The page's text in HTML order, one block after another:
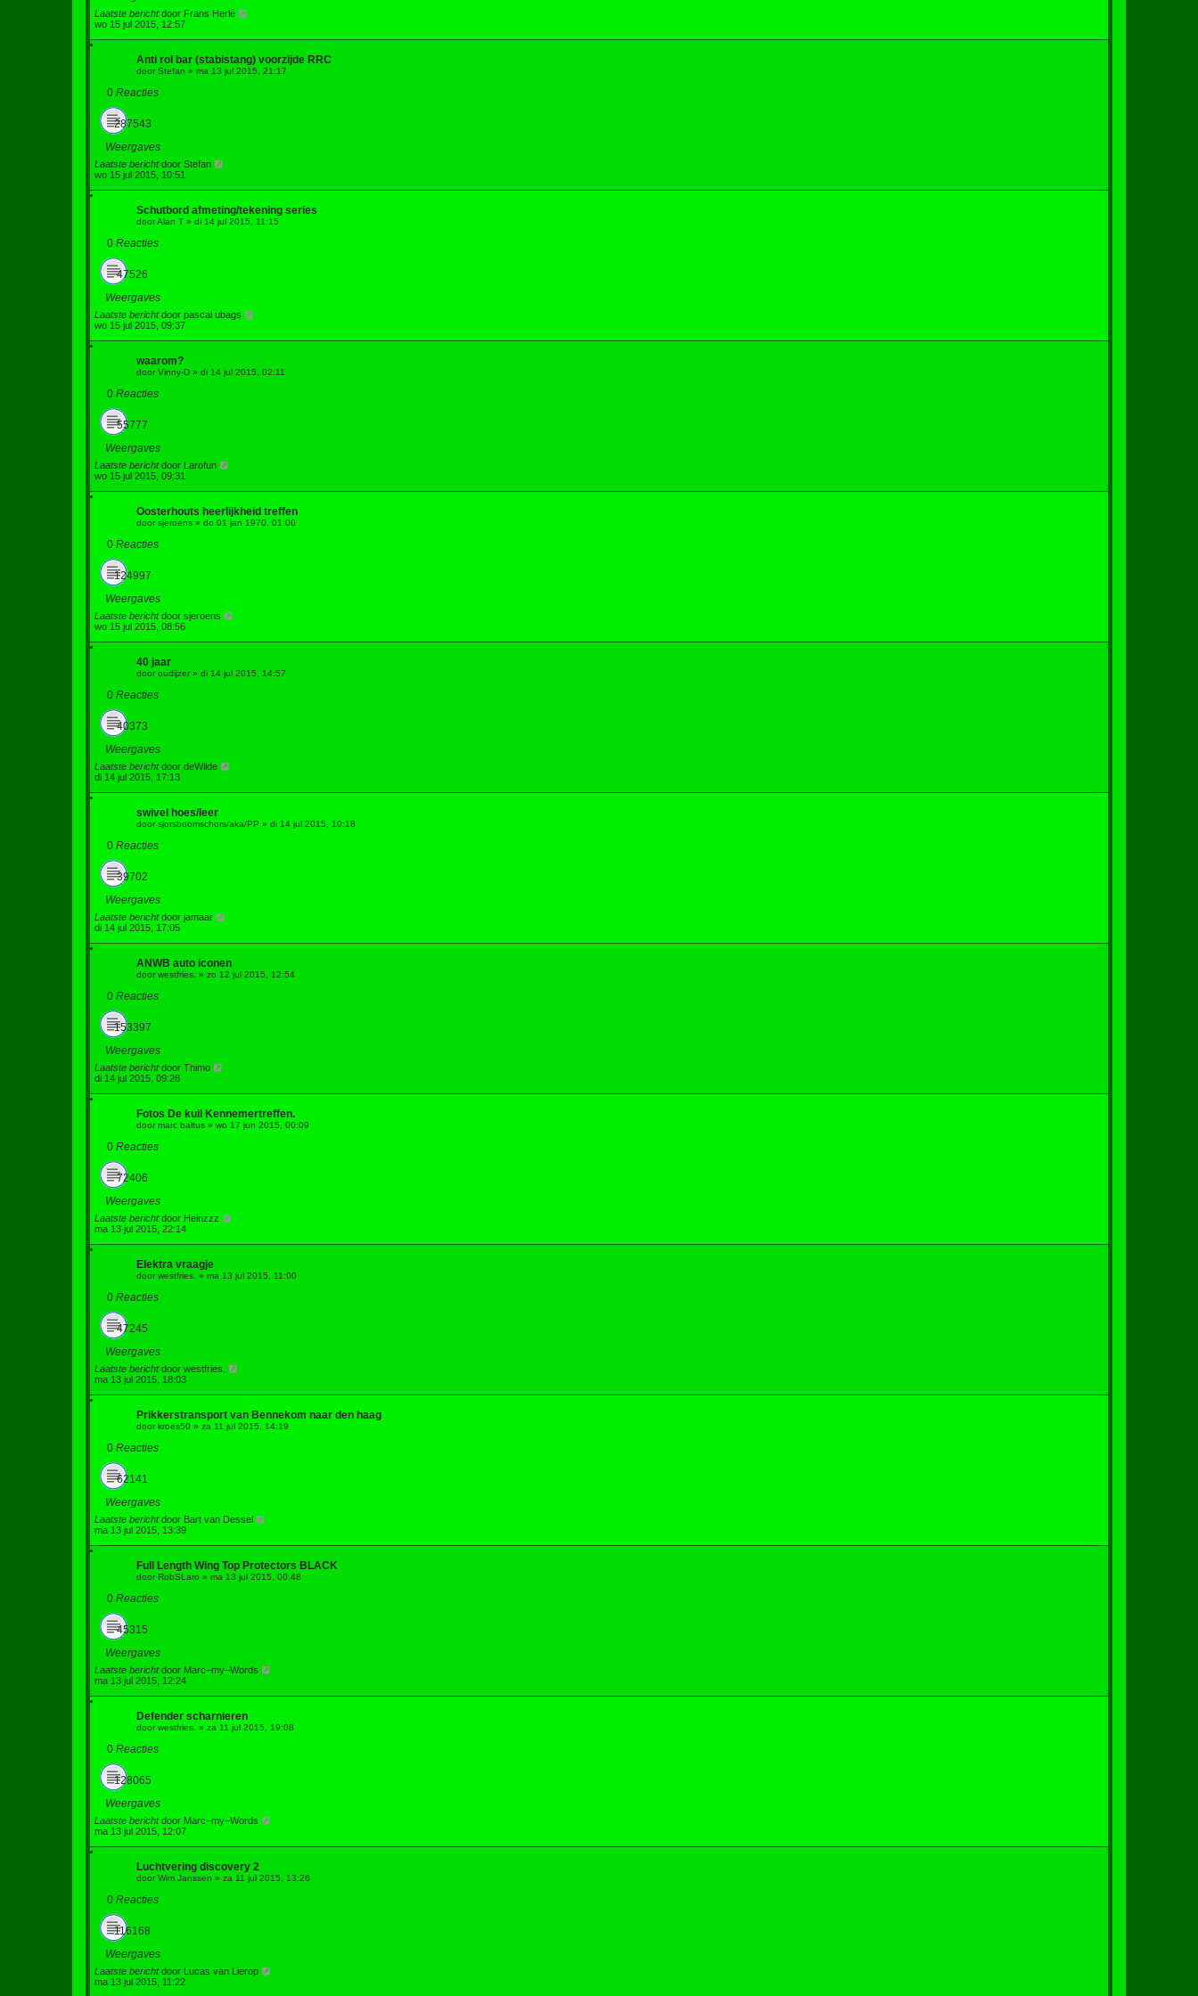
Laatste berichtdoor Frans Herlé
wo 15 jul 2015, 12:57
Anti rol bar (stabistang) voorzijde RRC
doorStefan » ma 13 jul 2015, 21:17
0 Reacties
287543
Weergaves
Laatste berichtdoor Stefan
wo 15 jul 2015, 10:51
Schutbord afmeting/tekening series
doorAlan T » di 14 jul 2015, 11:15
0 Reacties
47526
Weergaves
Laatste berichtdoor pascal ubags
wo 15 jul 2015, 09:37
waarom?
doorVinny-D » di 14 jul 2015, 02:11
0 Reacties
55777
Weergaves
Laatste berichtdoor Larofun
wo 15 jul 2015, 09:31
Oosterhouts heerlijkheid treffen
doorsjeroens » do 01 jan 1970, 01:00
0 Reacties
124997
Weergaves
Laatste berichtdoor sjeroens
wo 15 jul 2015, 08:56
40 jaar
dooroudijzer» di 14 jul 2015, 14:57
0 Reacties
40373
Weergaves
Laatste berichtdoor deWilde
di 14 jul 2015, 17:13
swivel hoes/leer
doorsjorsboomschors/aka/PP » di 14 jul 2015, 10:18
0 Reacties
39702
Weergaves
Laatste berichtdoor jamaar
di 14 jul 2015, 17:05
ANWB auto iconen
doorwestfries. » zo 12 jul 2015, 12:54
0 Reacties
153397
Weergaves
Laatste berichtdoor Thimo
di 14 jul 2015, 09:28
Fotos De kuil Kennemertreffen.
doormarc baltus » wo 17 jun 2015, 00:09
0 Reacties
72406
Weergaves
Laatste berichtdoor Heinzzz
ma 13 jul 2015, 22:14
Elektra vraagje
doorwestfries. » ma 13 jul 2015, 11:00
0 Reacties
47245
Weergaves
Laatste berichtdoor westfries.
ma 13 jul 2015, 18:03
Prikkerstransport van Bennekom naar den haag
doorkroes50 » za 11 jul 2015, 14:19
0 Reacties
62141
Weergaves
Laatste berichtdoor Bart van Dessel
ma 13 jul 2015, 13:39
Full Length Wing Top Protectors BLACK
doorRobSLaro » ma 13 jul 2015, 00:48
0 Reacties
45315
Weergaves
Laatste berichtdoor Marc–my–Words
ma 13 jul 2015, 12:24
Defender scharnieren
doorwestfries. » za 11 jul 2015, 19:08
0 Reacties
128065
Weergaves
Laatste berichtdoor Marc–my–Words
ma 13 jul 2015, 12:07
Luchtvering discovery 2
doorWim Janssen » za 11 jul 2015, 13:26
0 Reacties
116168
Weergaves
Laatste berichtdoor Lucas van Lierop
ma 13 jul 2015, 11:22